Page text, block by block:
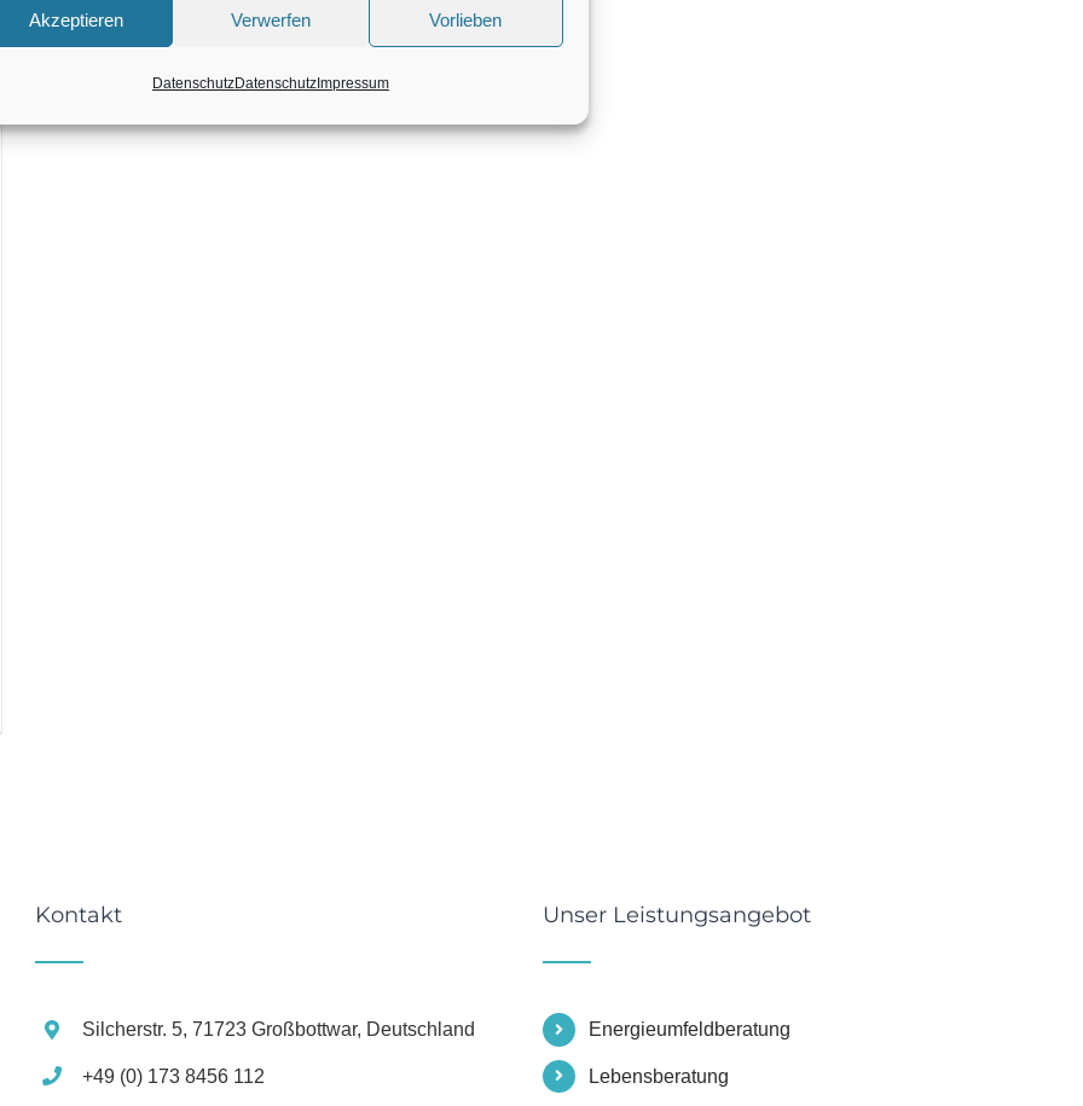
Akzeptieren Verwerfen Vorlieben
DatenschutzDatenschutz Impressum
Kontakt
Silcherstr. 5, 71723 Großbottwar, Deutschland
+49 (0) 173 8456 112
Unser Leistungsangebot
Energieumfeldberatung
Lebensberatung